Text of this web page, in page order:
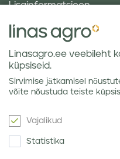
Lisainformatsioon
Taluniku põllugalerii
Sotsiaalne vastutus ja
Andmekaitsetingimused
Kauba hoiustamine
Teraviljaturu ülevaated
Uudiskiri
Linasagro.ee veebileht
küpsiseid.
Sirvimise jätkamisel
võite nõustuda teiste
Vajalikud
Statistika